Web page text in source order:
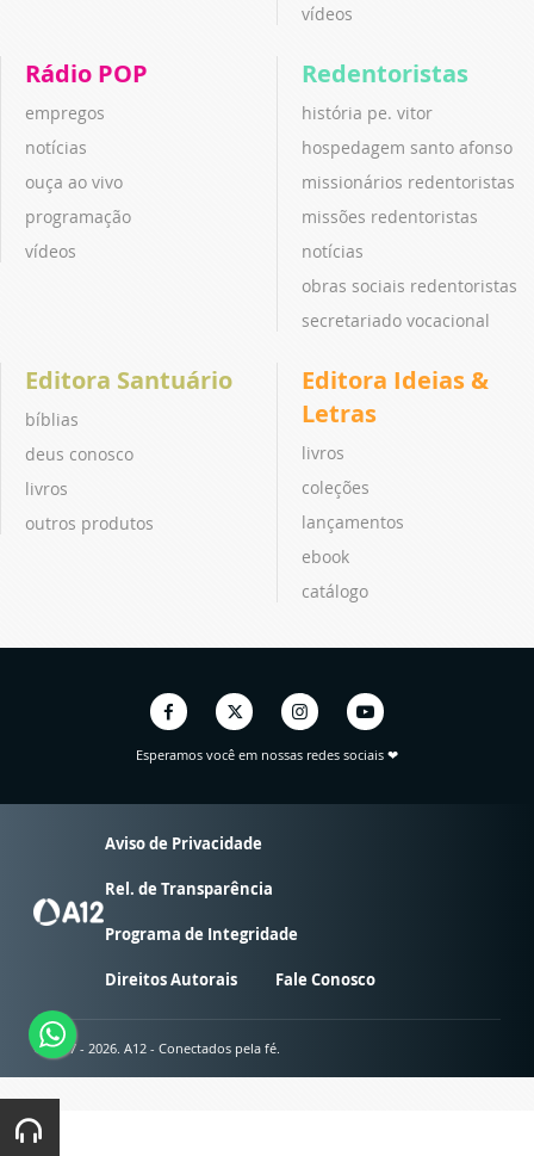
vídeos
Rádio POP
empregos
notícias
ouça ao vivo
programação
vídeos
Redentoristas
história pe. vitor
hospedagem santo afonso
missionários redentoristas
missões redentoristas
notícias
obras sociais redentoristas
secretariado vocacional
Editora Santuário
bíblias
deus conosco
livros
outros produtos
Editora Ideias &
Letras
livros
coleções
lançamentos
ebook
catálogo
Esperamos você em nossas redes sociais ❤
Aviso de Privacidade
Rel. de Transparência
Programa de Integridade
Direitos Autorais Fale Conosco
© 2007 - 2026. A12 - Conectados pela fé.